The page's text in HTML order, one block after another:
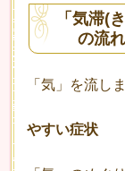
「気滞(
の流
「気」を流
やすい症状